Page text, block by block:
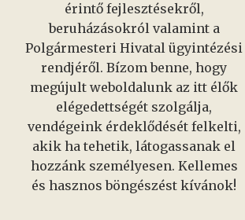
érintő fejlesztésekről,
beruházásokról valamint a
Polgármesteri Hivatal ügyintézési
rendjéről. Bízom benne, hogy
megújult weboldalunk az itt élők
elégedettségét szolgálja,
vendégeink érdeklődését felkelti,
akik ha tehetik, látogassanak el
hozzánk személyesen. Kellemes
és hasznos böngészést kívánok!